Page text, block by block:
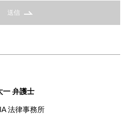
送信
一 弁護士
法律事務所